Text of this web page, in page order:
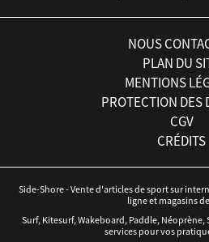
NOUS
PLAN DU
MENTIONS
PROTECTION DES
CGV
CRÉDITS
Side-Shore - Vente d'articles de sport sur
ligne et magasins
Surf, Kitesurf, Wakeboard, Paddle, Néoprène,
services pour vos